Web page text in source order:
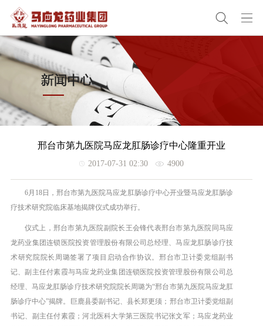
邢台市第九医院马应龙肛肠诊疗中心隆重开业
2017-07-31 02:30 4900
6月18日，邢台市第九医院马应龙肛肠诊疗中心开业暨马应龙肛肠诊
疗技术研究院临床基地揭牌仪式成功举行。
仪式上，邢台市第九医院副院长王会锋代表邢台市第九医院同马应
龙药业集团连锁医院投资管理股份有限公司总经理、马应龙肛肠诊疗技
术研究院院长周璐签署了项目启动合作协议。邢台市卫计委党组副书
记、副主任付素霞与马应龙药业集团连锁医院投资管理股份有限公司总
经理、马应龙肛肠诊疗技术研究院院长周璐为“邢台市第九医院马应龙肛
肠诊疗中心”揭牌。巨鹿县委副书记、县长郑更须；邢台市卫计委党组副
书记、副主任付素霞；河北医科大学第三医院书记张文军；马应龙药业